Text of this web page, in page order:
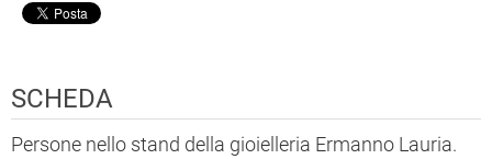
SCHEDA
Persone nello stand della gioielleria Ermanno Lauria.